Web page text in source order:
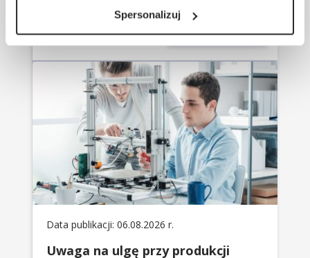
Spersonalizuj
Czytaj więcej
Data publikacji: 06.08.2026 r.
Uwaga na ulgę przy produkcji